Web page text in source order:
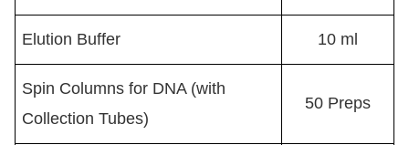
Elution Buffer 10 ml
Spin Columns for DNA (with
Collection Tubes)
50 Preps